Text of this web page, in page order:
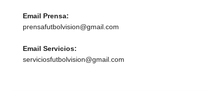
Email Prensa:
prensafutbolvision@gmail.com
Email Servicios:
serviciosfutbolvision@gmail.com